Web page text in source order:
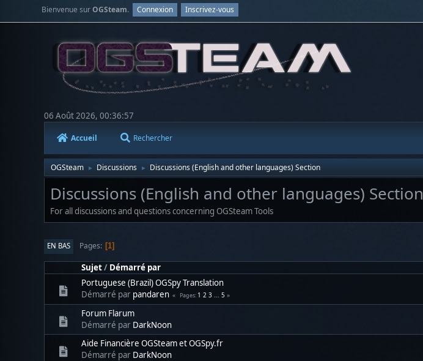
Bienvenue surOGSteam. Connexion Inscrivez-vous
06 Août 2026, 00:36:57
Accueil Rechercher
OGSteam ► Discussions ► Discussions (English and other languages) Section
Discussions (English and other languages) Section
For all discussions and questions concerning OGSteam Tools
EN BAS Pages 1
Sujet/ Démarré par
Portuguese (Brazil) OGSpy Translation
Démarré par pandaren Pages 1 2 3 ... 5
Forum Flarum
Démarré par DarkNoon
Aide Financière OGSteam et OGSpy.fr
Démarré par DarkNoon